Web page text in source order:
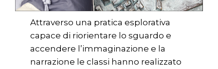
Attraverso una pratica esplorativa
capace di riorientare lo sguardo e
accendere l’immaginazione e la
narrazione le classi hanno realizzato